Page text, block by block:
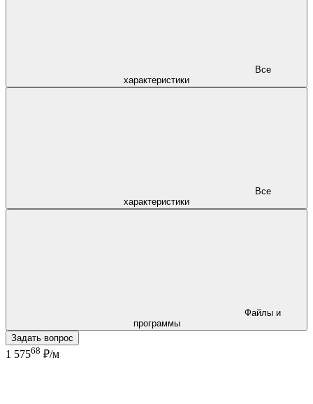
характеристики
характеристики
программы
Задать вопрос
1 57568 ₽/м